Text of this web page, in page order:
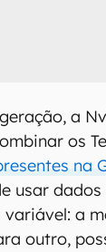
a
os
na
usar
variável: a
outro,